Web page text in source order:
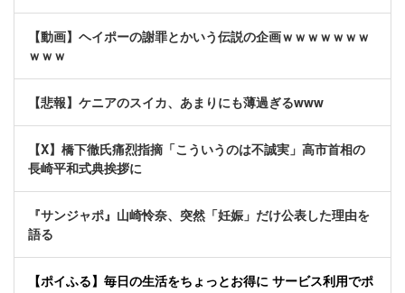
【動画】ヘイポーの謝罪とかいう伝説の企画ｗｗｗｗｗｗｗ
ｗｗｗ
【悲報】ケニアのスイカ、あまりにも薄過ぎるwww
【X】橋下徹氏痛烈指摘「こういうのは不誠実」高市首相の
長崎平和式典挨拶に
『サンジャポ』山崎怜奈、突然「妊娠」だけ公表した理由を
語る
【ポイふる】毎日の生活をちょっとお得に サービス利用でポ